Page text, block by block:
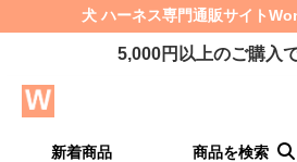
犬 ハーネス専門通販サイト
5,000円以上のご購入
新着商品 商品を検索